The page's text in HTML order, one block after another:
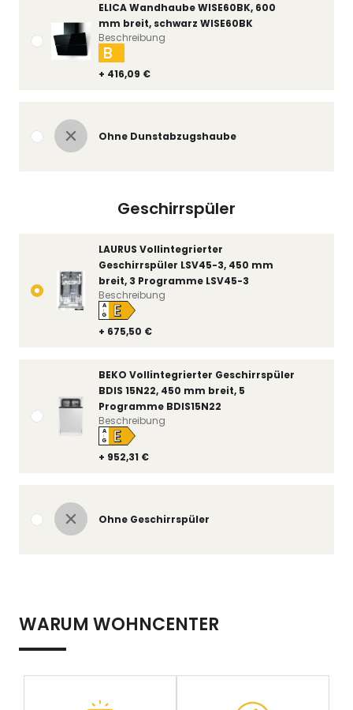
ELICA Wandhaube WISE60BK, 600
mm breit, schwarz WISE60BK
+ 416,09 €
B
Beschreibung
Ohne Dunstabzugshaube
Geschirrspüler
LAURUS Vollintegrierter
Geschirrspüler LSV45-3, 450 mm
breit, 3 Programme LSV45-3
+ 675,50 €
A
↑
G E
Beschreibung
BEKO Vollintegrierter Geschirrspüler
BDIS 15N22, 450 mm breit, 5
Programme BDIS15N22
+ 952,31 €
A
↑
G E
Beschreibung
Ohne Geschirrspüler
WARUM WOHNCENTER